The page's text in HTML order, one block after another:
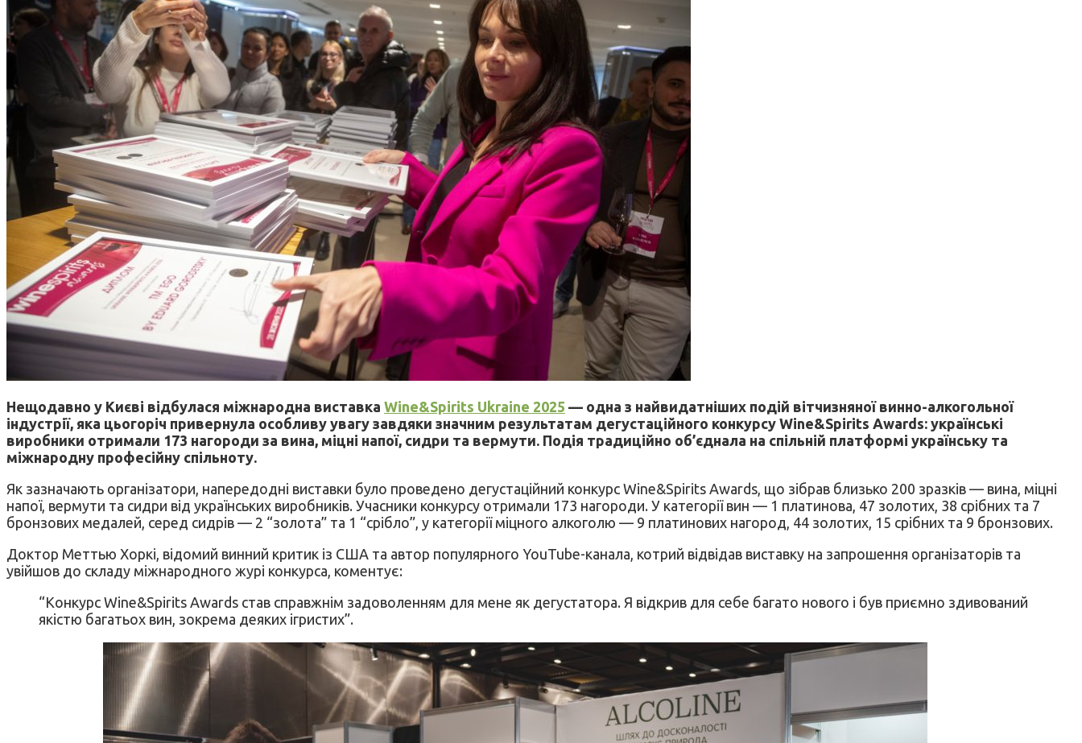
Нещодавно у Києві відбулася міжнародна виставка Wine&Spirits Ukraine 2025 — одна з найвидатніших подій вітчизняної винно-алкогольної
індустрії, яка цьогоріч привернула особливу увагу завдяки значним результатам дегустаційного конкурсу Wine&Spirits Awards: українські
виробники отримали 173 нагороди за вина, міцні напої, сидри та вермути. Подія традиційно об’єднала на спільній платформі українську та
міжнародну професійну спільноту.
Як зазначають організатори, напередодні виставки було проведено дегустаційний конкурс Wine&Spirits Awards, що зібрав близько 200 зразків — вина, міцні
напої, вермути та сидри від українських виробників. Учасники конкурсу отримали 173 нагороди. У категорії вин — 1 платинова, 47 золотих, 38 срібних та 7
бронзових медалей, серед сидрів — 2 “золота” та 1 “срібло”, у категорії міцного алкоголю — 9 платинових нагород, 44 золотих, 15 срібних та 9 бронзових.
Доктор Меттью Хоркі, відомий винний критик із США та автор популярного YouTube-канала, котрий відвідав виставку на запрошення організаторів та
увійшов до складу міжнародного журі конкурса, коментує:
“Конкурс Wine&Spirits Awards став справжнім задоволенням для мене як дегустатора. Я відкрив для себе багато нового і був приємно здивований
якістю багатьох вин, зокрема деяких ігристих”.